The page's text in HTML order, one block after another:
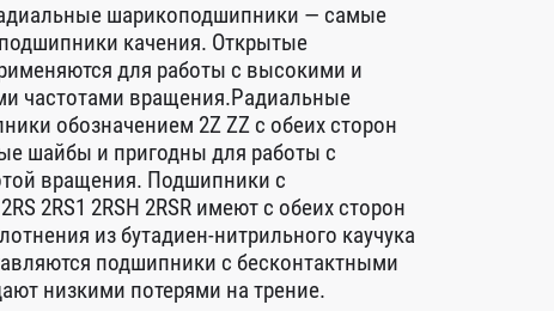
шарикоподшипники — самые
качения. Открытые
для работы с высокими и
частотами вращения.Радиальные
обозначением 2Z ZZ с обеих сторон
шайбы и пригодны для работы с
вращения. Подшипники с
2RS1 2RSH 2RSR имеют с обеих сторон
из бутадиен-нитрильного каучука
подшипники с бесконтактными
низкими потерями на трение.